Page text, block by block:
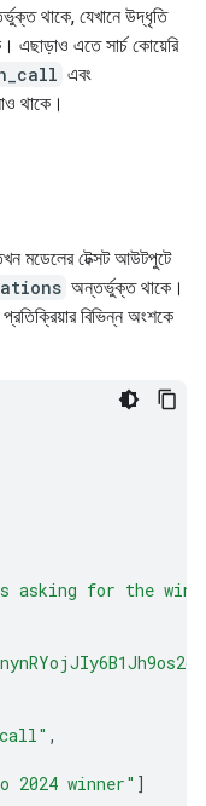
থাকে, যেখানে উদ্ধৃতি
এছাড়াও এতে সার্চ কোয়েরি
এবং
থাকে।
মডেলের টেক্সট আউটপুটে
অন্তর্ভুক্ত থাকে।
বিভিন্ন অংশকে
asking for the
,
2024 winner" ]